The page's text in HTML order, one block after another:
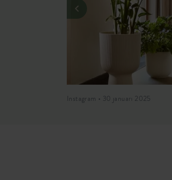
Instagram • 30 januari 2025